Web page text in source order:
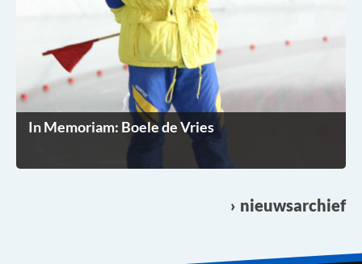
In Memoriam: Boele de Vries
nieuwsarchief